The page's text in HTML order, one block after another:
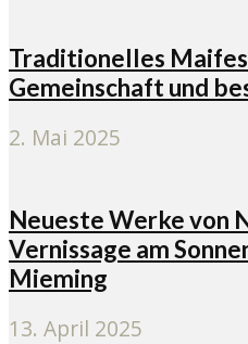
Traditionelles
Gemeinschaft und
2. Mai 2025
Neueste Werke von
Vernissage am
Mieming
13. April 2025